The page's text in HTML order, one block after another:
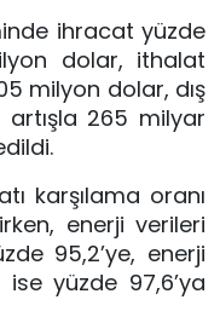
ihracat yüzde
dolar, ithalat
milyon dolar, dış
265 milyar
karşılama oranı
enerji verileri
95,2’ye, enerji
yüzde 97,6’ya